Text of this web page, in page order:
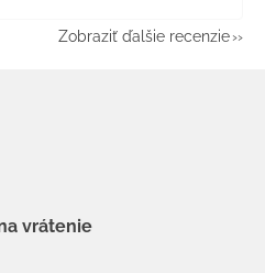
Zobraziť ďalšie recenzie
vrátenie